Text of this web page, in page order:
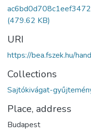
(479.62 KB)
URI
https://bea.fszek.hu/
Collections
Sajtókivágat-
Place, address
Budapest